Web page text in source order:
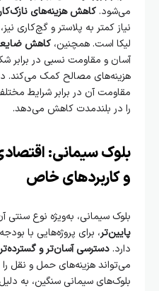
می‌شود. کاهش هزینه‌های
نیاز کمتر به پلاستر و گچ‌کاری
لیکا است. همچنین، کاهش
آسان و مقاومت نسبی در برابر
هزینه‌های مصالح کمک می‌کند.
مقاومت آن در برابر شرایط
را در بلندمدت کاهش می‌دهد.
بلوک سیمانی:
و کاربردهای خاص
بلوک سیمانی، به‌ویژه نوع سنتی
پایین‌تر، برای پروژه‌هایی با
دارد. دسترسی آسان‌تر و گسترده‌تر
می‌تواند هزینه‌های حمل و نقل
بلوک‌های سیمانی سنگین، به دلیل